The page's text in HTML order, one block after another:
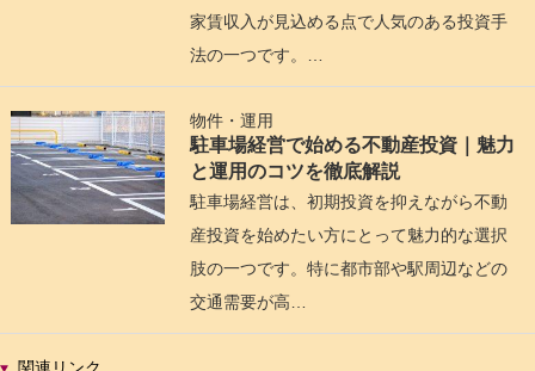
家賃収入が見込める点で人気のある投資手
法の一つです。…
物件・運用
駐車場経営で始める不動産投資｜魅力
と運用のコツを徹底解説
駐車場経営は、初期投資を抑えながら不動
産投資を始めたい方にとって魅力的な選択
肢の一つです。特に都市部や駅周辺などの
交通需要が高…